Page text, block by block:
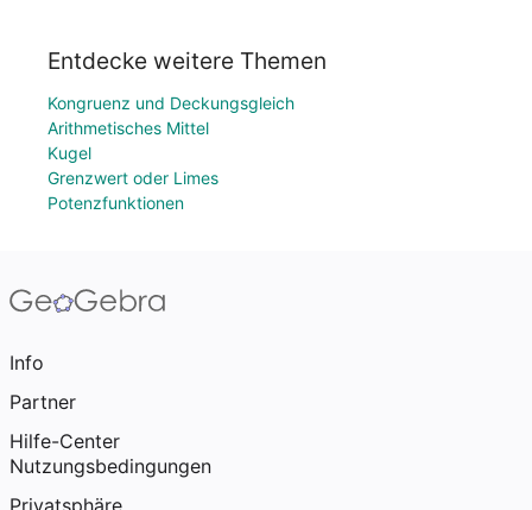
Entdecke weitere Themen
Kongruenz und Deckungsgleich
Arithmetisches Mittel
Kugel
Grenzwert oder Limes
Potenzfunktionen
Info
Partner
Hilfe-Center
Nutzungsbedingungen
Privatsphäre